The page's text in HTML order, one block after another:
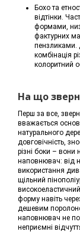
Бохо та
відтінки.
формами,
фактурних
пензликами.
комбінація
колоритний
На що
Перш за все,
вважається
натурального
довговічність,
різні боки – вони
наповнювач: від
використання
щільний
форму навіть
дешевим
наповнювач не
неприємні